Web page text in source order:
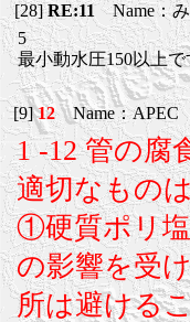
[28]RE:11Name：み
5
最小動水圧150以上で
[9]12Name：APEC
1 -12 管の腐
適切なもの
①硬質ポリ
の影響を受
所は避ける